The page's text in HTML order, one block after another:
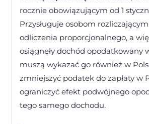
rocznie obowiązującym od 1
Przysługuje osobom
odliczenia proporcjonalnego, a
osiągnęły dochód opodatkowany
muszą wykazać go również w
zmniejszyć podatek do zapłaty w
ograniczyć efekt podwójnego
tego samego dochodu.